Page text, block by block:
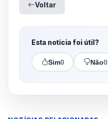
Voltar
Esta notícia foi útil?
Sim0 Não0